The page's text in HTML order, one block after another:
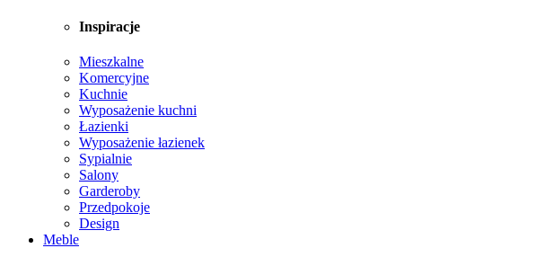
Inspiracje
Mieszkalne
Komercyjne
Kuchnie
Wyposażenie kuchni
Łazienki
Wyposażenie łazienek
Sypialnie
Salony
Garderoby
Przedpokoje
Design
Meble